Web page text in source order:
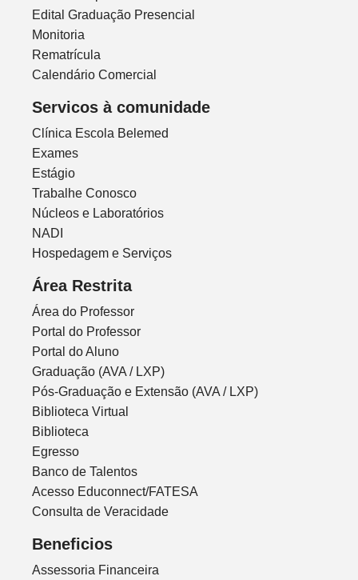
Edital Graduação Presencial
Monitoria
Rematrícula
Calendário Comercial
Servicos à comunidade
Clínica Escola Belemed
Exames
Estágio
Trabalhe Conosco
Núcleos e Laboratórios
NADI
Hospedagem e Serviços
Área Restrita
Área do Professor
Portal do Professor
Portal do Aluno
Graduação (AVA / LXP)
Pós-Graduação e Extensão (AVA / LXP)
Biblioteca Virtual
Biblioteca
Egresso
Banco de Talentos
Acesso Educonnect/FATESA
Consulta de Veracidade
Beneficios
Assessoria Financeira